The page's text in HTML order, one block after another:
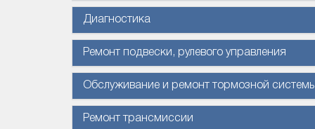
Диагностика
Ремонт подвески, рулевого управления
Обслуживание и ремонт тормозной системы
Ремонт трансмиссии